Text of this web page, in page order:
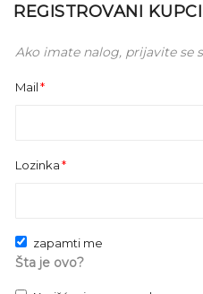
REGISTROVANI KUPCI
Ako imate nalog, prijavite se
Mail
Lozinka
zapamti me
Šta je ovo?